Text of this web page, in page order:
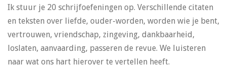
Ik stuur je 20 schrijfoefeningen op. Verschillende citaten
en teksten over liefde, ouder-worden, worden wie je bent,
vertrouwen, vriendschap, zingeving, dankbaarheid,
loslaten, aanvaarding, passeren de revue. We luisteren
naar wat ons hart hierover te vertellen heeft.